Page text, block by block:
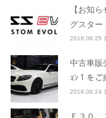
【お知
グスター
2018.08.25
中古車
ｮﾝ１をご
2018.08.24